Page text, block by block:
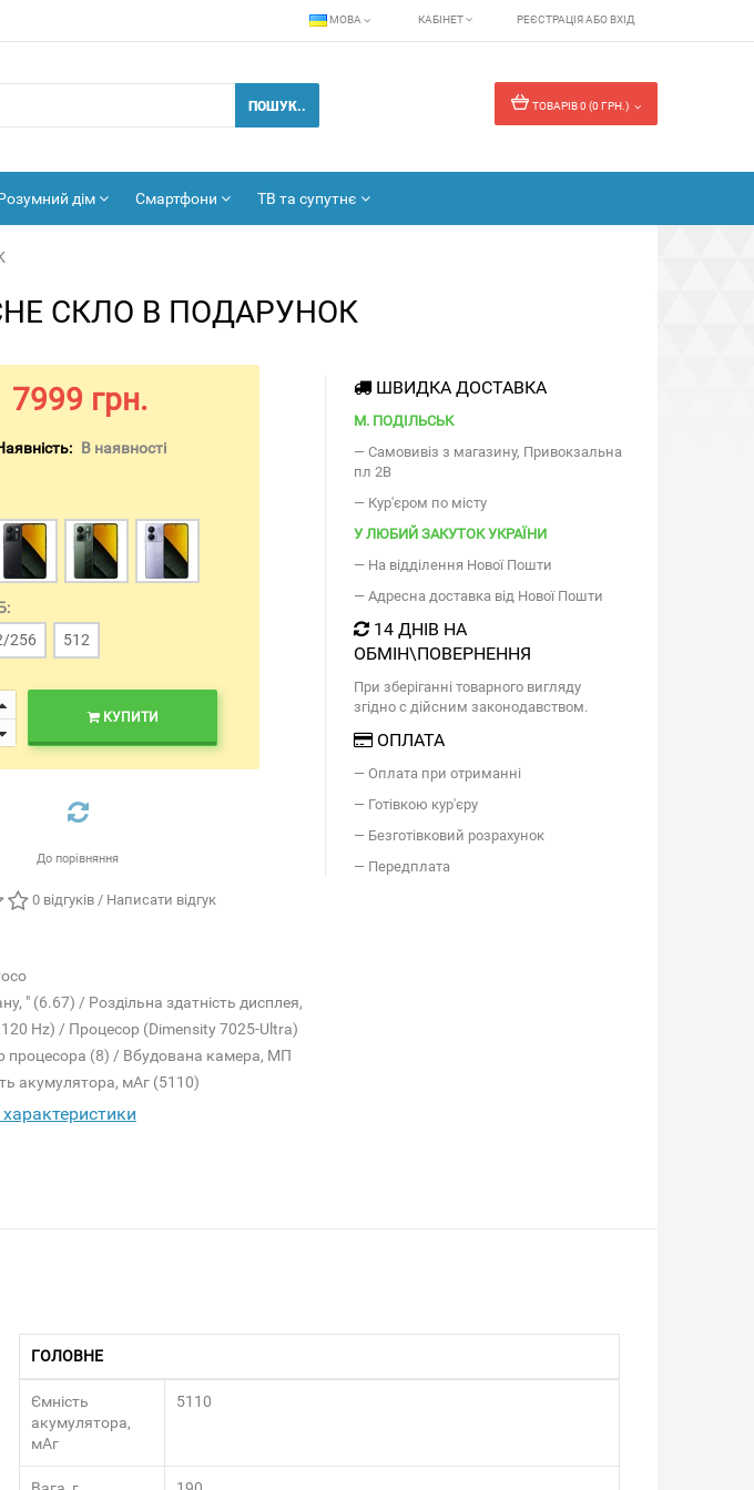
МОВА РЕЄСТРАЦІЯАБО ВХІД
КАБІНЕТ
ТОВАРІВ 0 (0 ГРН.)
ПОШУК..
дім Смартфони ТВ та супутнє
СКЛО В ПОДАРУНОК
7999 грн.
В наявності
256 512
КУПИТИ
До порівняння
0 відгуків/ Написати відгук
" (6.67) / Роздільна здатність дисплея,
Hz) / Процесор (Dimensity 7025-Ultra)
процесора (8) / Вбудована камера, МП
акумулятора, мАг (5110)
ШВИДКА ДОСТАВКА
М. ПОДІЛЬСЬК
— Самовивіз з магазину, Привокзальна
пл 2В
— Кур'єром по місту
У ЛЮБИЙ ЗАКУТОК УКРАЇНИ
— На відділення Нової Пошти
— Адресна доставка від Нової Пошти
14 ДНІВ НА
ОБМІН\ПОВЕРНЕННЯ
При зберіганні товарного вигляду
згідно с дійсним законодавством.
ОПЛАТА
— Оплата при отриманні
— Готівкою кур'єру
— Безготівковий розрахунок
— Передплата
ГОЛОВНЕ
Ємність
акумулятора,
мАг
5110